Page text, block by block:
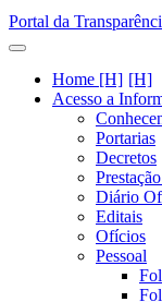
Portal da
Home [H]
Acesso a
Portarias
Decretos
Diário
Editais
Ofícios
Pessoal